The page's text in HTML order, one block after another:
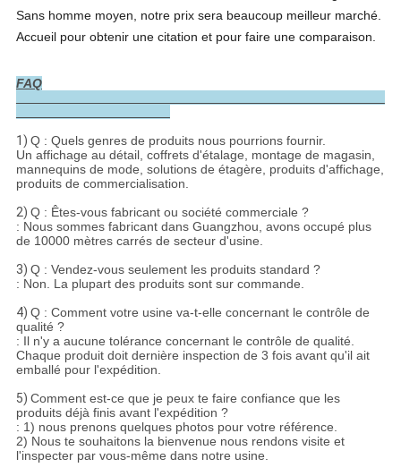
Sans homme moyen, notre prix sera beaucoup meilleur marché.
Accueil pour obtenir une citation et pour faire une comparaison.
FAQ
1) Q : Quels genres de produits nous pourrions fournir.
Un affichage au détail, coffrets d'étalage, montage de magasin,
mannequins de mode, solutions de étagère, produits d'affichage,
produits de commercialisation.
2) Q : Êtes-vous fabricant ou société commerciale ?
: Nous sommes fabricant dans Guangzhou, avons occupé plus
de 10000 mètres carrés de secteur d'usine.
3) Q : Vendez-vous seulement les produits standard ?
: Non. La plupart des produits sont sur commande.
4) Q : Comment votre usine va-t-elle concernant le contrôle de
qualité ?
: Il n'y a aucune tolérance concernant le contrôle de qualité.
Chaque produit doit dernière inspection de 3 fois avant qu'il ait
emballé pour l'expédition.
5) Comment est-ce que je peux te faire confiance que les
produits déjà finis avant l'expédition ?
: 1) nous prenons quelques photos pour votre référence.
2) Nous te souhaitons la bienvenue nous rendons visite et
l'inspecter par vous-même dans notre usine.